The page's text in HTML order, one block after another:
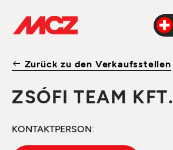
Zurück zu den Verkaufsstellen
ZSÓFI TEAM KFT.
KONTAKTPERSON: